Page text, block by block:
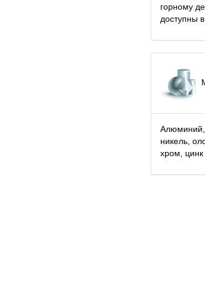
горному
доступны
Алюминий,
никель,
хром, цинк